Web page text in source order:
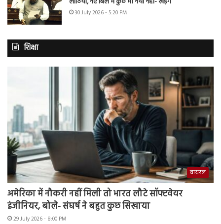
30 July 2026 - 5:20 PM
शिक्षा
वायरल
अमेरिका में नौकरी नहीं मिली तो भारत लौटे सॉफ्टवेयर
इंजीनियर, बोले- संघर्ष ने बहुत कुछ सिखाया
29 July 2026 - 8:00 PM